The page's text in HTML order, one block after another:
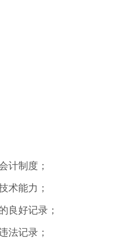
计制度；
术能力；
良好记录；
法记录；